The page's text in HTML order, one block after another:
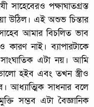
সাহেবেরও পক্ষাঘাতগ্রস্ত
উঠিল। এই অশুভ চিন্তার
আমার বিচলিত ভাব
কারণ নাই। ব্যাপারটাকে
এটা নয়। আমি
হইব এবং তখন স্ত্রীও
আধ্যাত্মিক সাধনার বলে
সম্ভব এটা বৈজ্ঞানিক